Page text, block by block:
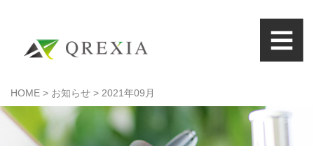
HOME > お知らせ > 2021年09月